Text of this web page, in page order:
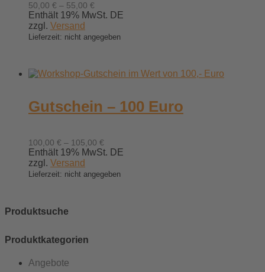
50,00 € – 55,00 €
50,00 €
55,00 €
Enthält 19% MwSt. DE
zzgl. Versand
Lieferzeit: nicht angegeben
Gutschein – 100 Euro
100,00 € – 105,00 €
100,00 €
105,00 €
Enthält 19% MwSt. DE
zzgl. Versand
Lieferzeit: nicht angegeben
Produktsuche
Produktkategorien
Angebote